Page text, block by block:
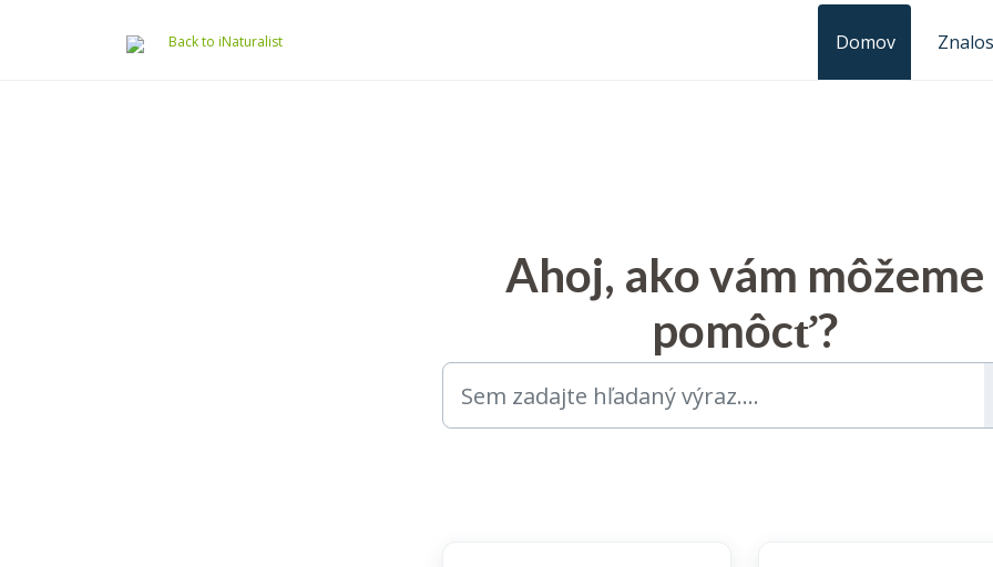
Back to iNaturalist Domov
Ahoj, ako vám môžeme
pomôcť?